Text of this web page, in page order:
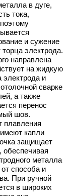
в дуге,
тока,
и сужение
электрода.
направлена
на жидкую
электрода и
сварке
а также
перенос
шов.
плавления
капли
защищает
обеспечивая
металла
способа и
При ручной
в широких